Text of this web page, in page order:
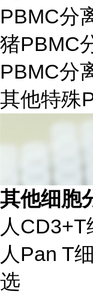
PBMC分
猪PBMC
PBMC分
其他特殊
其他细胞
人
人Pan T
选